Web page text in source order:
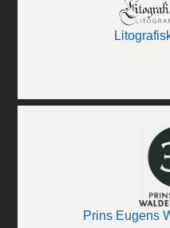
Prins Eugens